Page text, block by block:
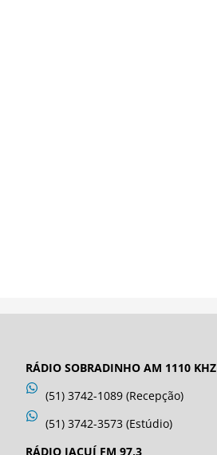
RÁDIO SOBRADINHO AM 1110 KHZ
(51) 3742-1089 (Recepção)
(51) 3742-3573 (Estúdio)
RÁDIO JACUÍ FM 97,3